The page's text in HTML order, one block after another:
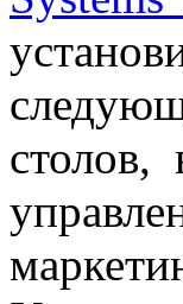
столов,